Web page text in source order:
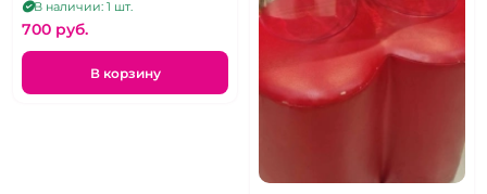
В наличии: 1 шт.
700 pуб.
В корзину